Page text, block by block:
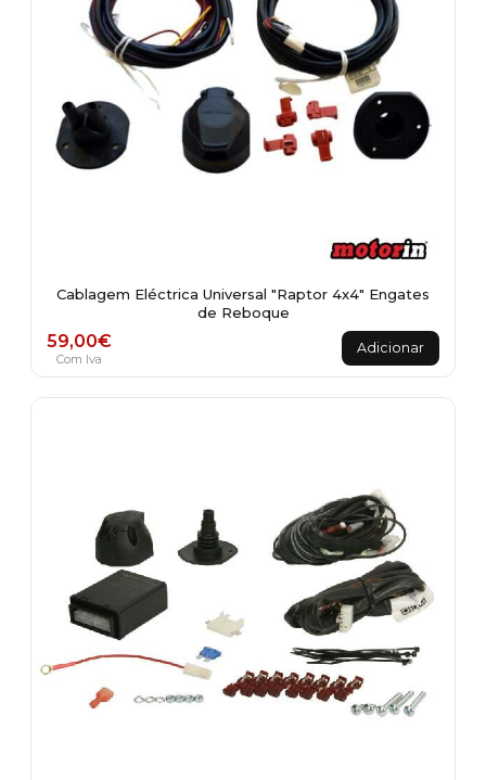
Cablagem Eléctrica Universal "Raptor 4x4" Engates
de Reboque
59,00€
Com Iva
Adicionar